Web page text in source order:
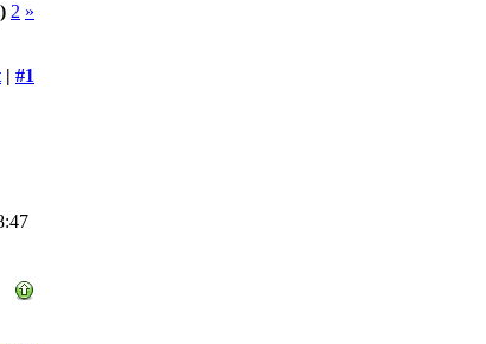
2 »
| #1